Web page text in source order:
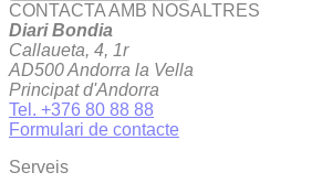
CONTACTA AMB NOSALTRES
Diari Bondia
Callaueta, 4, 1r
AD500 Andorra la Vella
Principat d'Andorra
Tel. +376 80 88 88
Formulari de contacte
Serveis